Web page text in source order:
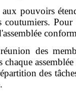
pouvoirs
coutumiers.
des
chaque
des